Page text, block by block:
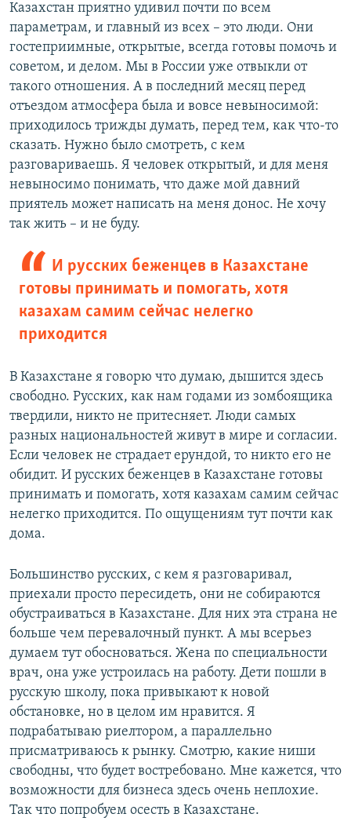
Казахстан приятно удивил почти по всем
параметрам, и главный из всех – это люди. Они
гостеприимные, открытые, всегда готовы помочь и
советом, и делом. Мы в России уже отвыкли от
такого отношения. А в последний месяц перед
отъездом атмосфера была и вовсе невыносимой:
приходилось трижды думать, перед тем, как что-то
сказать. Нужно было смотреть, с кем
разговариваешь. Я человек открытый, и для меня
невыносимо понимать, что даже мой давний
приятель может написать на меня донос. Не хочу
так жить – и не буду.
И русских беженцев в Казахстане
готовы принимать и помогать, хотя
казахам самим сейчас нелегко
приходится
В Казахстане я говорю что думаю, дышится здесь
свободно. Русских, как нам годами из зомбоящика
твердили, никто не притесняет. Люди самых
разных национальностей живут в мире и согласии.
Если человек не страдает ерундой, то никто его не
обидит. И русских беженцев в Казахстане готовы
принимать и помогать, хотя казахам самим сейчас
нелегко приходится. По ощущениям тут почти как
дома.
Большинство русских, с кем я разговаривал,
приехали просто пересидеть, они не собираются
обустраиваться в Казахстане. Для них эта страна не
больше чем перевалочный пункт. А мы всерьез
думаем тут обосноваться. Жена по специальности
врач, она уже устроилась на работу. Дети пошли в
русскую школу, пока привыкают к новой
обстановке, но в целом им нравится. Я
подрабатываю риелтором, а параллельно
присматриваюсь к рынку. Смотрю, какие ниши
свободны, что будет востребовано. Мне кажется, что
возможности для бизнеса здесь очень неплохие.
Так что попробуем осесть в Казахстане.